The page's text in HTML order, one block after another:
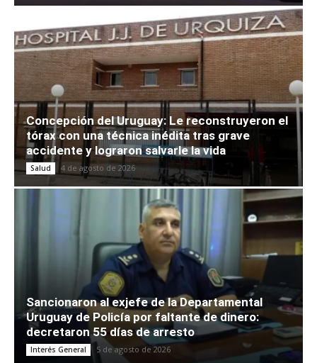
Concepción del Uruguay: Le reconstruyeron el
tórax con una técnica inédita tras grave
accidente y lograron salvarle la vida
Salud 4 de agosto de 2026
Sancionaron al exjefe de la Departamental
Uruguay de Policía por faltante de dinero:
decretaron 55 días de arresto
Interés General 5 de agosto de 2026